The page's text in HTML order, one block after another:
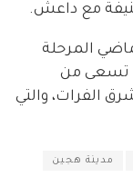
مع داعش.
المرحلة
تسعى من
الفرات، والتي
مدينة هجين